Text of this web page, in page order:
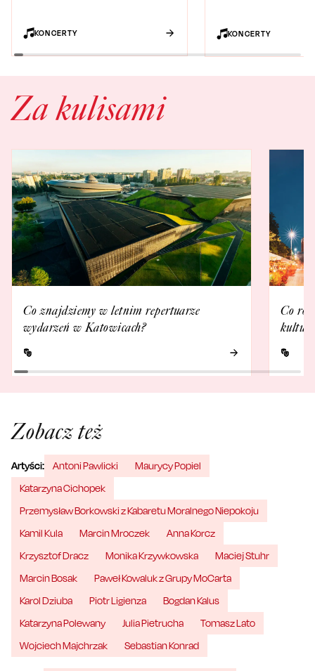
KONCERTY KONCERTY
Za kulisami
Co znajdziemy w letnim repertuarze
wydarzeń w Katowicach?
Co
Zobacz też
Artyści: Antoni Pawlicki
Maurycy Popiel
Katarzyna Cichopek
Przemysław Borkowski z Kabaretu Moralnego Niepokoju
Kamil Kula
Marcin Mroczek
Anna Korcz
Krzysztof Dracz
Monika Krzywkowska
Maciej Stuhr
Marcin Bosak
Paweł Kowaluk z Grupy MoCarta
Karol Dziuba
Piotr Ligienza
Bogdan Kalus
Katarzyna Polewany
Julia Pietrucha
Tomasz Lato
Wojciech Majchrzak
Sebastian Konrad